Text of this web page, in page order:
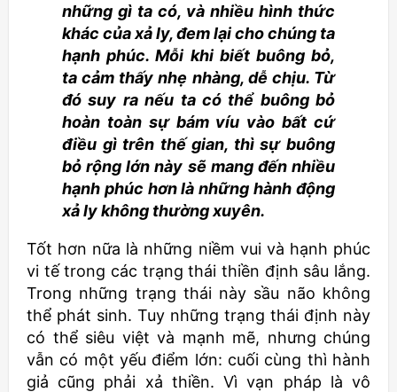
những gì ta có, và nhiều hình thức
khác của xả ly, đem lại cho chúng ta
hạnh phúc. Mỗi khi biết buông bỏ,
ta cảm thấy nhẹ nhàng, dễ chịu. Từ
đó suy ra nếu ta có thể buông bỏ
hoàn toàn sự bám víu vào bất cứ
điều gì trên thế gian, thì sự buông
bỏ rộng lớn này sẽ mang đến nhiều
hạnh phúc hơn là những hành động
xả ly không thường xuyên.
Tốt hơn nữa là những niềm vui và hạnh phúc
vi tế trong các trạng thái thiền định sâu lắng.
Trong những trạng thái này sầu não không
thể phát sinh. Tuy những trạng thái định này
có thể siêu việt và mạnh mẽ, nhưng chúng
vẫn có một yếu điểm lớn: cuối cùng thì hành
giả cũng phải xả thiền. Vì vạn pháp là vô